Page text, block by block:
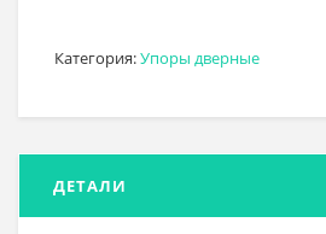
Категория:Упоры дверные
ДЕТАЛИ